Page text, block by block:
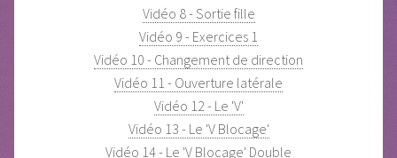
Vidéo 8 - Sortie fille
Vidéo 9 - Exercices 1
Vidéo 10 - Changement de direction
Vidéo 11 - Ouverture latérale
Vidéo 12 - Le 'V'
Vidéo 13 - Le 'V Blocage'
Vidéo 14 - Le 'V Blocage' Double